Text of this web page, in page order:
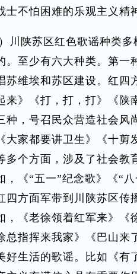
士不怕困难的乐观主义精
陕苏区红色歌谣种类多
。至少有六大种类。第一
苏维埃和苏区建设。红四
来》《打，打，打》《陕
种，号召民众营造社会风
大家都要讲卫生》《十剪
多个方面，涉及了社会教
，《“五一”纪念歌》《“
四方面军带到川陕苏区传
，《老徐领着红军来》《
总指挥来我家》《巴山来
好生活的歌谣。比如《有